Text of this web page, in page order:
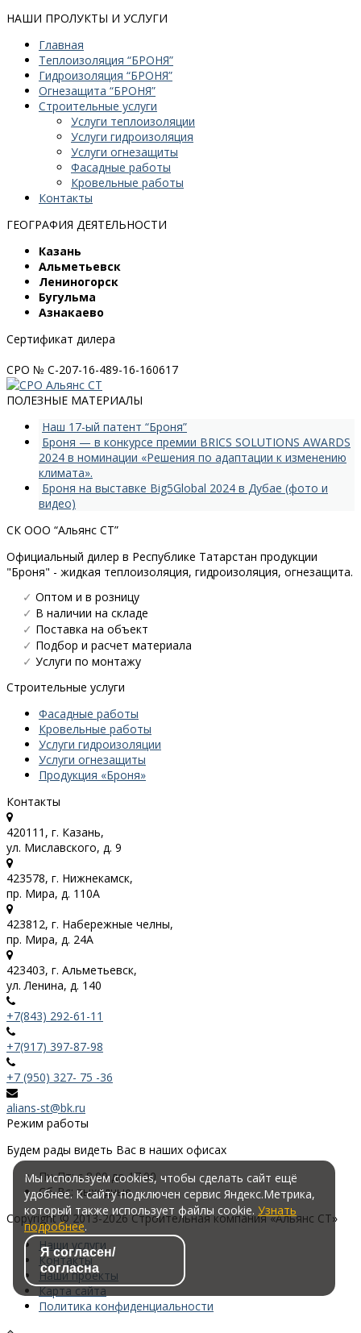
НАШИ ПРОЛУКТЫ И УСЛУГИ
Главная
Теплоизоляция “БРОНЯ”
Гидроизоляция “БРОНЯ”
Огнезащита “БРОНЯ”
Строительные услуги
Услуги теплоизоляции
Услуги гидроизоляция
Услуги огнезащиты
Фасадные работы
Кровельные работы
Контакты
ГЕОГРАФИЯ ДЕЯТЕЛЬНОСТИ
Казань
Альметьевск
Лениногорск
Бугульма
Азнакаево
Сертификат дилера
СРО № С-207-16-489-16-160617
ПОЛЕЗНЫЕ МАТЕРИАЛЫ
Наш 17-ый патент “Броня”
Броня — в конкурсе премии BRICS SOLUTIONS AWARDS
2024 в номинации «Решения по адаптации к изменению
климата».
Броня на выставке Big5Global 2024 в Дубае (фото и
видео)
СК ООО “Альянс СТ”
Официальный дилер в Республике Татарстан продукции
"Броня" - жидкая теплоизоляция, гидроизоляция, огнезащита.
✓ Оптом и в розницу
✓ В наличии на складе
✓ Поставка на объект
✓ Подбор и расчет материала
✓ Услуги по монтажу
Строительные услуги
Фасадные работы
Кровельные работы
Услуги гидроизоляции
Услуги огнезащиты
Продукция «Броня»
Контакты
420111, г. Казань,
ул. Миславского, д. 9
423578, г. Нижнекамск,
пр. Мира, д. 110А
423812, г. Набережные челны,
пр. Мира, д. 24А
423403, г. Альметьевск,
ул. Ленина, д. 140
+7(843) 292-61-11
+7(917) 397-87-98
+7 (950) 327- 75 -36
alians-st@bk.ru
Режим работы
Будем рады видеть Вас в наших офисах
Пн-Пт:с 8.00 до 17.00
Сб-Вс: выходные
Copyright©2013-2026Строительная компания «Альянс СТ»
Наши услуги
Контакты
Наши проекты
Карта сайта
Политика конфиденциальности
Мы используем cookies, чтобы сделать сайт ещё
удобнее. К сайту подключен сервис Яндекс.Метрика,
который также использует файлы cookie. Узнать
подробнее.
Я согласен/
согласна